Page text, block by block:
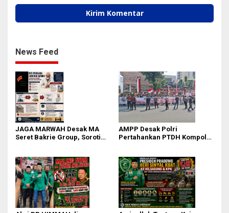
News Feed
JAGA MARWAH Desak MA
Seret Bakrie Group, Soroti
AMPP Desak Polri
Pertahankan PTDH Kompol